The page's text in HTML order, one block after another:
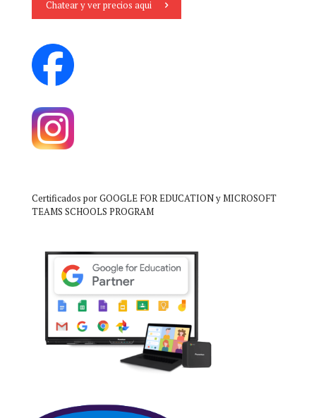
Chatear y ver precios aqui
Certificados por GOOGLE FOR EDUCATION y MICROSOFT
TEAMS SCHOOLS PROGRAM